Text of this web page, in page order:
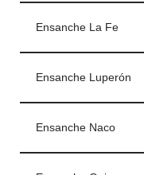
Ensanche La Fe
Ensanche Luperón
Ensanche Naco